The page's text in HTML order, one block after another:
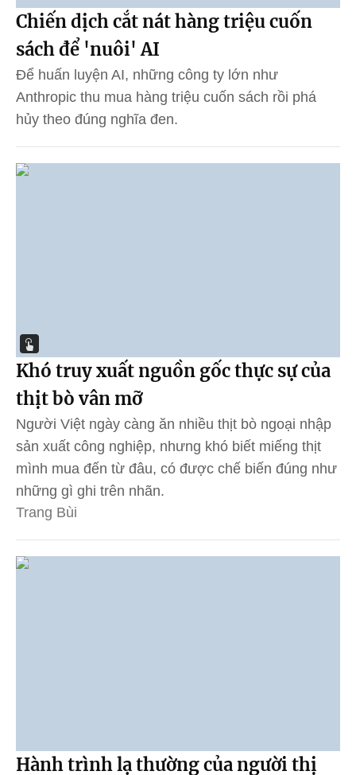
Chiến dịch cắt nát hàng triệu cuốn
sách để 'nuôi' AI
Để huấn luyện AI, những công ty lớn như
Anthropic thu mua hàng triệu cuốn sách rồi phá
hủy theo đúng nghĩa đen.
Khó truy xuất nguồn gốc thực sự của
thịt bò vân mỡ
Người Việt ngày càng ăn nhiều thịt bò ngoại nhập
sản xuất công nghiệp, nhưng khó biết miếng thịt
mình mua đến từ đâu, có được chế biến đúng như
những gì ghi trên nhãn.
Trang Bùi
Hành trình lạ thường của người thị